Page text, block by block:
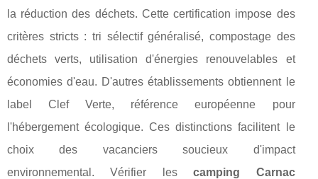
la réduction des déchets. Cette certification impose des
critères stricts : tri sélectif généralisé, compostage des
déchets verts, utilisation d'énergies renouvelables et
économies d'eau. D'autres établissements obtiennent le
label Clef Verte, référence européenne pour
l'hébergement écologique. Ces distinctions facilitent le
choix des vacanciers soucieux d'impact
environnemental. Vérifier lescamping Carnac